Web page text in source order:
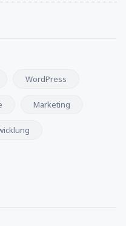
WordPress
Marketing